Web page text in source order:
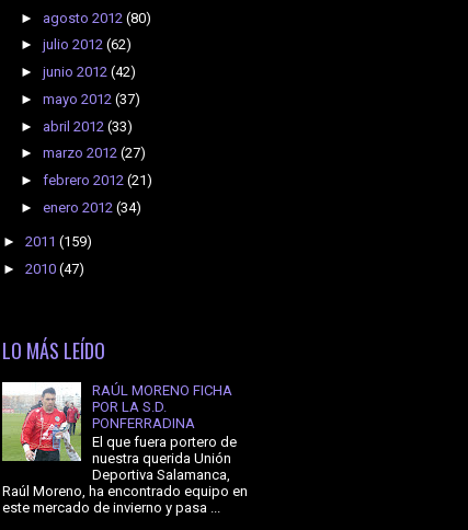
► agosto 2012 (80)
► julio 2012 (62)
► junio 2012 (42)
► mayo 2012 (37)
► abril 2012 (33)
► marzo 2012 (27)
► febrero 2012 (21)
► enero 2012 (34)
► 2011 (159)
► 2010 (47)
LO MÁS LEÍDO
RAÚL MORENO FICHA
POR LA S.D.
PONFERRADINA
El que fuera portero de
nuestra querida Unión
Deportiva Salamanca,
Raúl Moreno, ha encontrado equipo en
este mercado de invierno y pasa ...